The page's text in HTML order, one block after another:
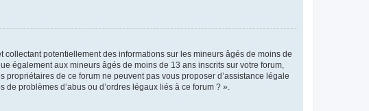
potentiellement des informations sur les mineurs âgés de moins de
également aux mineurs âgés de moins de 13 ans inscrits sur votre forum,
de ce forum ne peuvent pas vous proposer d’assistance légale
problèmes d’abus ou d’ordres légaux liés à ce forum ? ».